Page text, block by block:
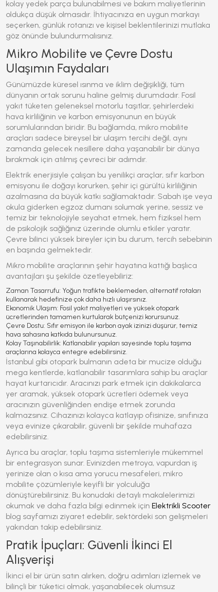
kolay yedek parça bulunabilmesi ve bakım maliyetlerinin
oldukça düşük olmasıdır. İhtiyacınıza en uygun markayı
seçerken, günlük rotanızı ve kişisel beklentilerinizi mutlaka
göz önünde bulundurmalısınız.
Mikro Mobilite ve Çevre Dostu
Ulaşımın Faydaları
Günümüzde küresel ısınma ve iklim değişikliği, tüm
dünyanın ortak sorunu haline gelmiş durumdadır. Fosil
yakıt tüketen geleneksel motorlu taşıtlar, şehirlerdeki
hava kirliliğinin ve karbon emisyonunun en büyük
sorumlularından biridir. Bu bağlamda, mikro mobilite
araçları sadece bireysel bir ulaşım tercihi değil, aynı
zamanda gelecek nesillere daha yaşanabilir bir dünya
bırakmak için atılmış çevreci bir adımdır.
Elektrik enerjisiyle çalışan bu yenilikçi araçlar, sıfır karbon
emisyonu ile doğayı korurken, şehir içi gürültü kirliliğinin
azalmasına da büyük katkı sağlamaktadır. Sabah işe veya
okula giderken egzoz dumanı solumak yerine, sessiz ve
temiz bir teknolojiyle seyahat etmek, hem fiziksel hem
de psikolojik sağlığınız üzerinde olumlu etkiler yaratır.
Çevre bilinci yüksek bireyler için bu durum, tercih sebebinin
en başında gelmektedir.
Mikro mobilite araçlarının şehir hayatına kattığı başlıca
avantajları şu şekilde özetleyebiliriz:
Zaman Tasarrufu: Yoğun trafikte beklemeden, alternatif rotaları
kullanarak hedefinize çok daha hızlı ulaşırsınız.
Ekonomik Ulaşım: Fosil yakıt maliyetleri ve yüksek otopark
ücretlerinden tamamen kurtularak bütçenizi korursunuz.
Çevre Dostu: Sıfır emisyon ile karbon ayak izinizi düşürür, temiz
hava sahasına katkıda bulunursunuz.
Kolay Taşınabilirlik: Katlanabilir yapıları sayesinde toplu taşıma
araçlarına kolayca entegre edebilirsiniz.
İstanbul gibi otopark bulmanın adeta bir mucize olduğu
mega kentlerde, katlanabilir tasarımlara sahip bu araçlar
hayat kurtarıcıdır. Aracınızı park etmek için dakikalarca
yer aramak, yüksek otopark ücretleri ödemek veya
aracınızın güvenliğinden endişe etmek zorunda
kalmazsınız. Cihazınızı kolayca katlayıp ofisinize, sınıfınıza
veya evinize çıkarabilir, güvenli bir şekilde muhafaza
edebilirsiniz.
Ayrıca bu araçlar, toplu taşıma sistemleriyle mükemmel
bir entegrasyon sunar. Evinizden metroya, vapurdan iş
yerinize olan o kısa ama yorucu mesafeleri, mikro
mobilite çözümleriyle keyifli bir yolculuğa
dönüştürebilirsiniz. Bu konudaki detaylı makalelerimizi
okumak ve daha fazla bilgi edinmek için Elektrikli Scooter
blog sayfamızı ziyaret edebilir, sektördeki son gelişmeleri
yakından takip edebilirsiniz.
Pratik İpuçları: Güvenli İkinci El
Alışverişi
İkinci el bir ürün satın alırken, doğru adımları izlemek ve
bilinçli bir tüketici olmak, yaşanabilecek olumsuz